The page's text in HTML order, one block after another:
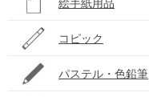
絵手紙用品
コピック
パステル・色鉛筆